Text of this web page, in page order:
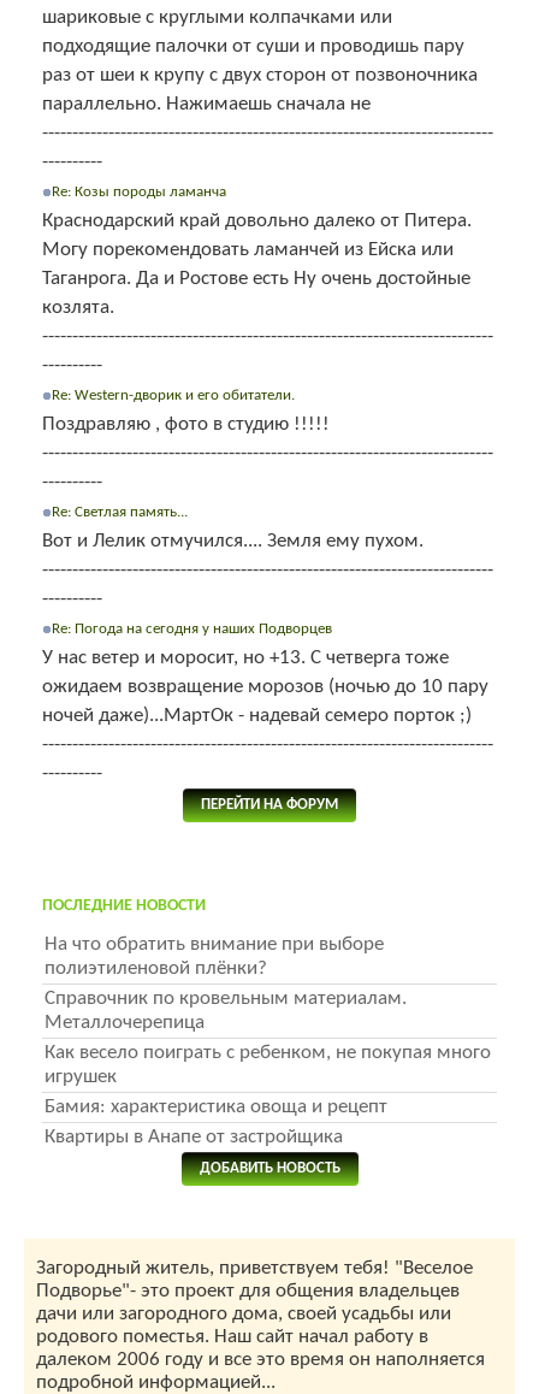
шариковые с круглыми колпачками или
подходящие палочки от суши и проводишь пару
раз от шеи к крупу с двух сторон от позвоночника
параллельно. Нажимаешь сначала не
---------------------------------------------------------------------------
----------
Re: Козы породы ламанча
Краснодарский край довольно далеко от Питера.
Могу порекомендовать ламанчей из Ейска или
Таганрога. Да и Ростове есть Ну очень достойные
козлята.
---------------------------------------------------------------------------
----------
Re: Western-дворик и его обитатели.
Поздравляю , фото в студию !!!!!
---------------------------------------------------------------------------
----------
Re: Светлая память...
Вот и Лелик отмучился.... Земля ему пухом.
---------------------------------------------------------------------------
----------
Re: Погода на сегодня у наших Подворцев
У нас ветер и моросит, но +13. С четверга тоже
ожидаем возвращение морозов (ночью до 10 пару
ночей даже)...МартОк - надевай семеро порток ;)
---------------------------------------------------------------------------
----------
ПЕРЕЙТИ НА ФОРУМ
ПОСЛЕДНИЕ НОВОСТИ
На что обратить внимание при выборе
полиэтиленовой плёнки?
Справочник по кровельным материалам.
Металлочерепица
Как весело поиграть с ребенком, не покупая много
игрушек
Бамия: характеристика овоща и рецепт
Квартиры в Анапе от застройщика
ДОБАВИТЬ НОВОСТЬ
Загородный житель, приветствуем тебя! "Веселое
Подворье"- это проект для общения владельцев
дачи или загородного дома, своей усадьбы или
родового поместья. Наш сайт начал работу в
далеком 2006 году и все это время он наполняется
подробной информацией...